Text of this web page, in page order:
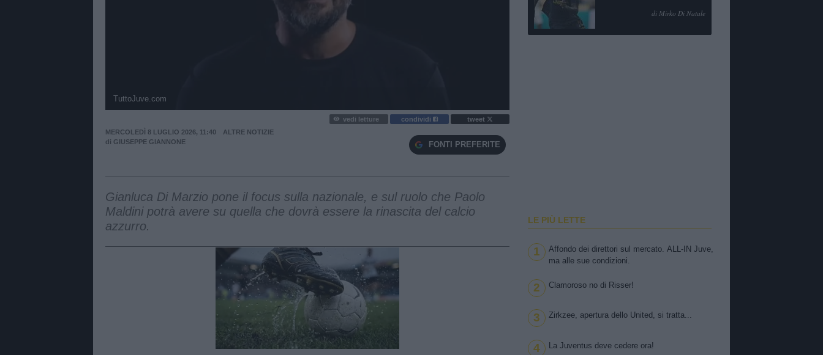
TuttoJuve.com
vedi letture condividi
tweet
MERCOLEDÌ 8 LUGLIO 2026, 11:40
ALTRE NOTIZIE
di GIUSEPPE GIANNONE FONTI PREFERITE
Gianluca Di Marzio pone il focus sulla nazionale, e sul ruolo che Paolo
Maldini potrà avere su quella che dovrà essere la rinascita del calcio
azzurro.
Unmute
Loaded
100.00%
di Mirko Di Natale
LE PIÙ LETTE
1
Affondo dei direttori sul mercato. ALL-IN Juve,
ma alle sue condizioni.
2 Clamoroso no di Risser!
3 Zirkzee, apertura dello United, si tratta...
4 La Juventus deve cedere ora!